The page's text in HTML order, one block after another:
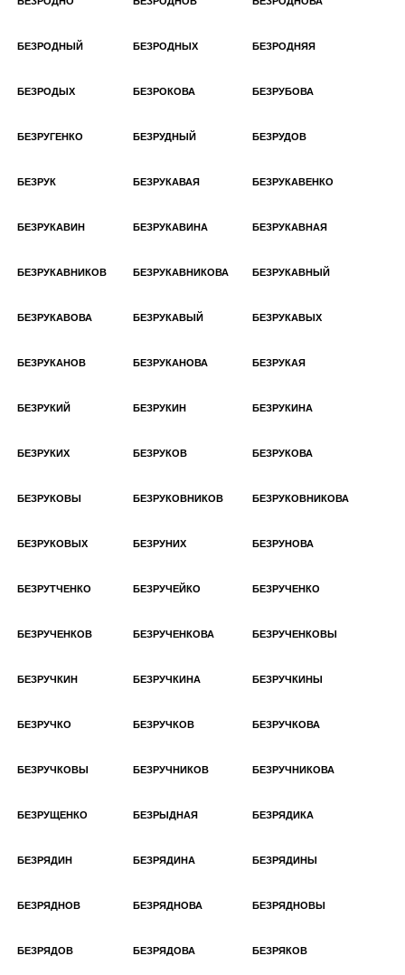
БЕЗРОДНЫЙ БЕЗРОДНЫХ БЕЗРОДНЯЯ
БЕЗРОДЫХ БЕЗРОКОВА БЕЗРУБОВА
БЕЗРУГЕНКО БЕЗРУДНЫЙ БЕЗРУДОВ
БЕЗРУК БЕЗРУКАВАЯ БЕЗРУКАВЕНКО
БЕЗРУКАВИН БЕЗРУКАВИНА БЕЗРУКАВНАЯ
БЕЗРУКАВНИКОВ БЕЗРУКАВНИКОВА БЕЗРУКАВНЫЙ
БЕЗРУКАВОВА БЕЗРУКАВЫЙ БЕЗРУКАВЫХ
БЕЗРУКАНОВ БЕЗРУКАНОВА БЕЗРУКАЯ
БЕЗРУКИЙ БЕЗРУКИН БЕЗРУКИНА
БЕЗРУКИХ БЕЗРУКОВ БЕЗРУКОВА
БЕЗРУКОВЫ БЕЗРУКОВНИКОВ БЕЗРУКОВНИКОВА
БЕЗРУКОВЫХ БЕЗРУНИХ БЕЗРУНОВА
БЕЗРУТЧЕНКО БЕЗРУЧЕЙКО БЕЗРУЧЕНКО
БЕЗРУЧЕНКОВ БЕЗРУЧЕНКОВА БЕЗРУЧЕНКОВЫ
БЕЗРУЧКИН БЕЗРУЧКИНА БЕЗРУЧКИНЫ
БЕЗРУЧКО БЕЗРУЧКОВ БЕЗРУЧКОВА
БЕЗРУЧКОВЫ БЕЗРУЧНИКОВ БЕЗРУЧНИКОВА
БЕЗРУЩЕНКО БЕЗРЫДНАЯ БЕЗРЯДИКА
БЕЗРЯДИН БЕЗРЯДИНА БЕЗРЯДИНЫ
БЕЗРЯДНОВ БЕЗРЯДНОВА БЕЗРЯДНОВЫ
БЕЗРЯДОВ БЕЗРЯДОВА БЕЗРЯКОВ